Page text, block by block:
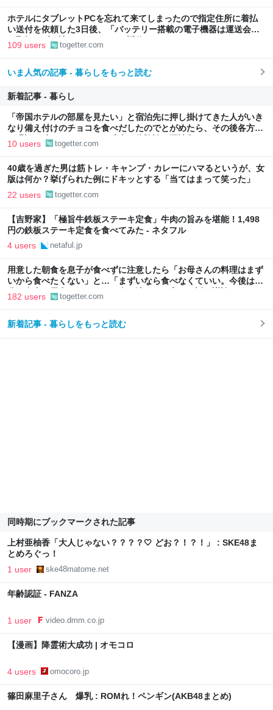
ホテルにタブレットPCを忘れて来てしまったので指定住所に着払
い送付を依頼した3日後、「バッテリー搭載の電子機器は運送会社
が取扱わず、諦めて下さい」と返信がきた
109 users togetter.com
いま人気の記事 - 暮らしをもっと読む
新着記事 - 暮らし
「帝国ホテルの部屋を見たい」と宿泊先に押し掛けてきた人がいき
なり備え付けのチョコを食べだしたのでとがめたら、その後各方面
に呪詛を吐かれまくった→残念な体験談に同情集まる
10 users togetter.com
40歳を過ぎた男は筋トレ・キャンプ・カレーにハマるというが、女
版は何か？挙げられた例にドキッとする「当てはまって笑った」
22 users togetter.com
【吉野家】「極旨牛鉄板ステーキ定食」牛肉の旨みを堪能！1,498
円の鉄板ステーキ定食を食べてみた - ネタフル
4 users netaful.jp
用意した朝食を息子が食べずに注意したら「お母さんの料理はまず
いから食べたくない」と…「まずいなら食べなくていい。今後は自
分で食事を用意しなさい。お金は渡す」と言った話が議論に
182 users togetter.com
新着記事 - 暮らしをもっと読む
同時期にブックマークされた記事
上村亜柚香「大人じゃない？？？？🤍 どお？！？！」 : SKE48ま
とめろぐっ！
1 user ske48matome.net
年齢認証 - FANZA
1 user video.dmm.co.jp
【漫画】降霊術大成功 | オモコロ
4 users omocoro.jp
篠田麻里子さん 爆乳 : ROMれ！ペンギン(AKB48まとめ)